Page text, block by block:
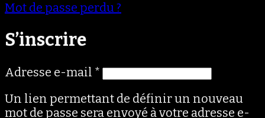
Mot de passe perdu ?
S’inscrire
Adresse e-mail * Obligatoire
Un lien permettant de définir un nouveau
mot de passe sera envoyé à votre adresse e-